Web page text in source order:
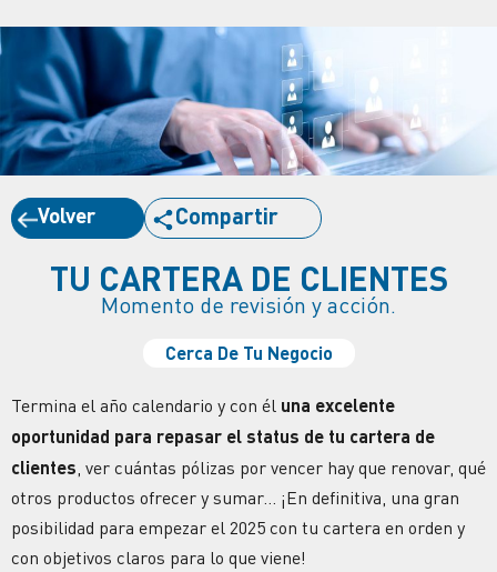
Volver Compartir
TU CARTERA DE CLIENTES
Momento de revisión y acción.
Cerca De Tu Negocio
Termina el año calendario y con él una excelente
oportunidad para repasar el status de tu cartera de
clientes ver cuántas pólizas por vencer hay que renovar, qué
otros productos ofrecer y sumar… ¡En definitiva, una gran
posibilidad para empezar el 2025 con tu cartera en orden y
con objetivos claros para lo que viene!